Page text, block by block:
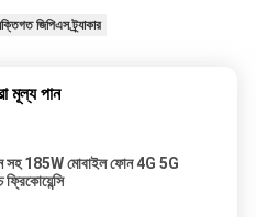
জিপিএস ট্র্যাকার
মূল্য পান
সহ 185W মোবাইল ফোন 4G 5G
ফ্রিকোয়েন্সি